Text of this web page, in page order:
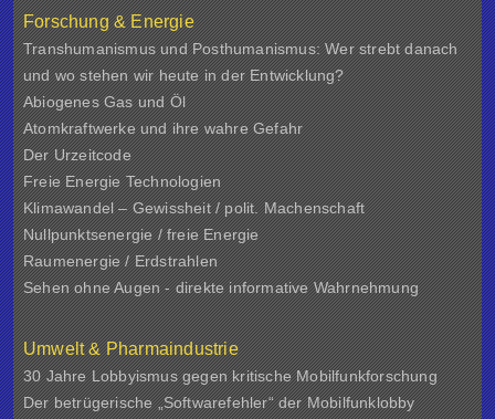
Forschung & Energie
Transhumanismus und Posthumanismus: Wer strebt danach
und wo stehen wir heute in der Entwicklung?
Abiogenes Gas und Öl
Atomkraftwerke und ihre wahre Gefahr
Der Urzeitcode
Freie Energie Technologien
Klimawandel – Gewissheit / polit. Machenschaft
Nullpunktsenergie / freie Energie
Raumenergie / Erdstrahlen
Sehen ohne Augen - direkte informative Wahrnehmung
Umwelt & Pharmaindustrie
30 Jahre Lobbyismus gegen kritische Mobilfunkforschung
Der betrügerische „Softwarefehler“ der Mobilfunklobby